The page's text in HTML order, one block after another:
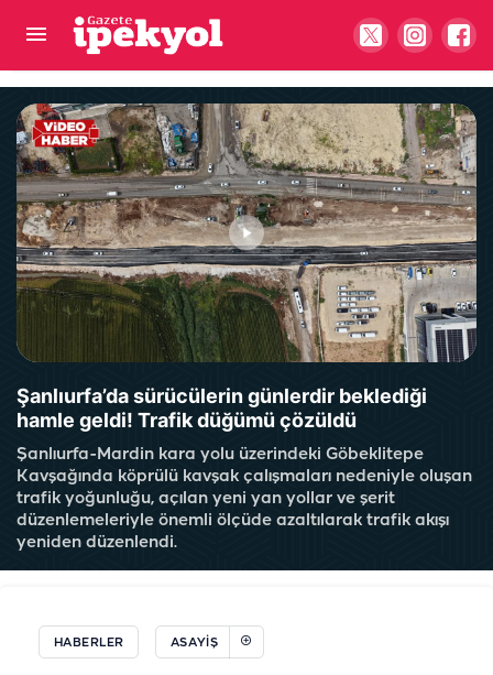
Şanlıurfa’da sürücülerin günlerdir beklediği
hamle geldi! Trafik düğümü çözüldü
Şanlıurfa-Mardin kara yolu üzerindeki Göbeklitepe
Kavşağında köprülü kavşak çalışmaları nedeniyle oluşan
trafik yoğunluğu, açılan yeni yan yollar ve şerit
düzenlemeleriyle önemli ölçüde azaltılarak trafik akışı
yeniden düzenlendi.
HABERLER ASAYIŞ
Şanlıurfa'da kurşunların hedefi olmuştu: Küçük
kız dünden bugüne Ankara'ya gitmeyi bekliyor!